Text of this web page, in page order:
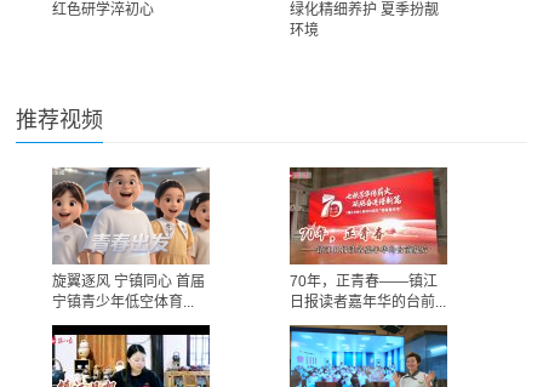
红色研学淬初心
绿化精细养护 夏季扮靓
环境
推荐视频
旋翼逐风 宁镇同心 首届
宁镇青少年低空体育...
70年，正青春——镇江
日报读者嘉年华的台前...